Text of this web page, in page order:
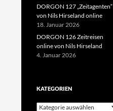
DORGON 127 „Zeitagenten“
von Nils Hirseland online
18. Januar 2026
DORGON 126 Zeitreisen
online von Nils Hirseland
4. Januar 2026
KATEGORIEN
Kategorien